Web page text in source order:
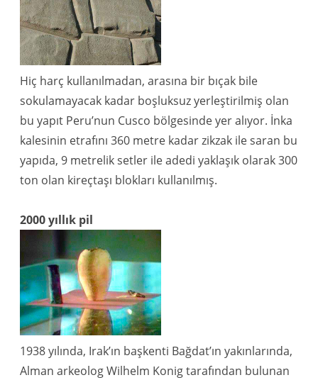
Hiç harç kullanılmadan, arasına bir bıçak bile
sokulamayacak kadar boşluksuz yerleştirilmiş olan
bu yapıt Peru’nun Cusco bölgesinde yer alıyor. İnka
kalesinin etrafını 360 metre kadar zikzak ile saran bu
yapıda, 9 metrelik setler ile adedi yaklaşık olarak 300
ton olan kireçtaşı blokları kullanılmış.
2000 yıllık pil
1938 yılında, Irak’ın başkenti Bağdat’ın yakınlarında,
Alman arkeolog Wilhelm Konig tarafından bulunan